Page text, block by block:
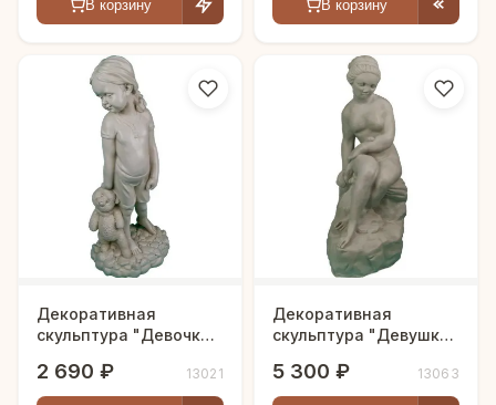
В корзину В корзину
Декоративная
скульптура "Девочка с
2 690 ₽ 13021
Декоративная
скульптура "Девушка
5 300 ₽ 13063